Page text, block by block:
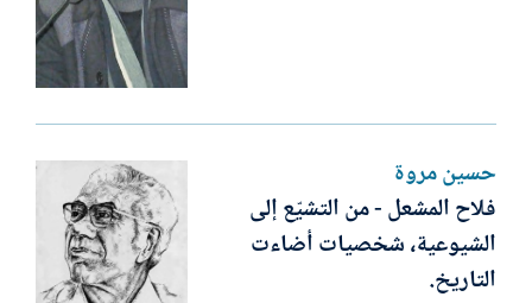
حسين مروة
فلاح المشعل - من التشيّع إلى
الشيوعية، شخصيات أضاءت
التاريخ.